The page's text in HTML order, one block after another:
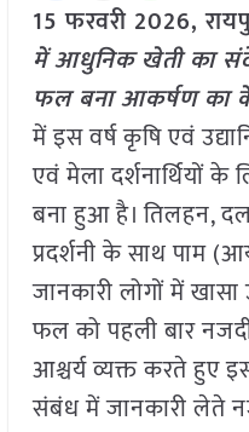
15 फरवरी 2026,
में आधुनिक खेती का
फल बना आकर्षण का
में इस वर्ष कृषि एवं
एवं मेला दर्शनार्थियों
बना हुआ है। तिलहन,
प्रदर्शनी के साथ पाम
जानकारी लोगों में
फल को पहली बार
आश्चर्य व्यक्त करते हुए
संबंध में जानकारी लेते